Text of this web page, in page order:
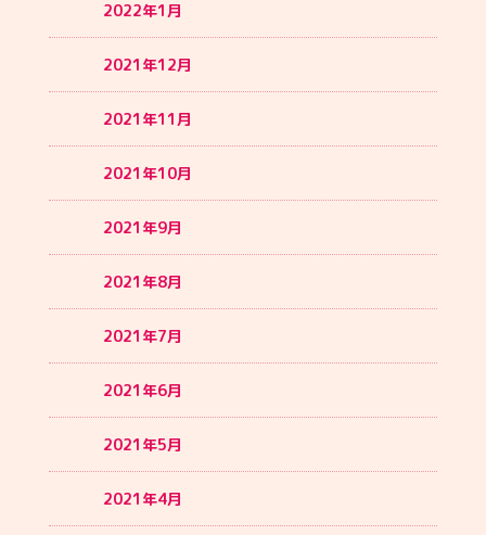
2022年1月
2021年12月
2021年11月
2021年10月
2021年9月
2021年8月
2021年7月
2021年6月
2021年5月
2021年4月